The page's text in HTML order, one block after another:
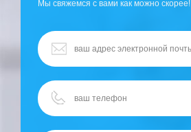
Мы свяжемся с вами как можно скорее!